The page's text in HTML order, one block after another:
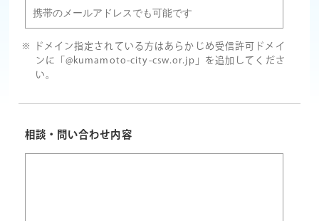
ドメイン指定されている方はあらかじめ受信許可ドメイ
ンに「@kumamoto-city-csw.or.jp」を追加してくださ
い。
相談・問い合わせ内容